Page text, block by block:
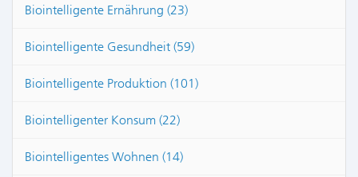
Biointelligente Ernährung (23)
Biointelligente Gesundheit (59)
Biointelligente Produktion (101)
Biointelligenter Konsum (22)
Biointelligentes Wohnen (14)